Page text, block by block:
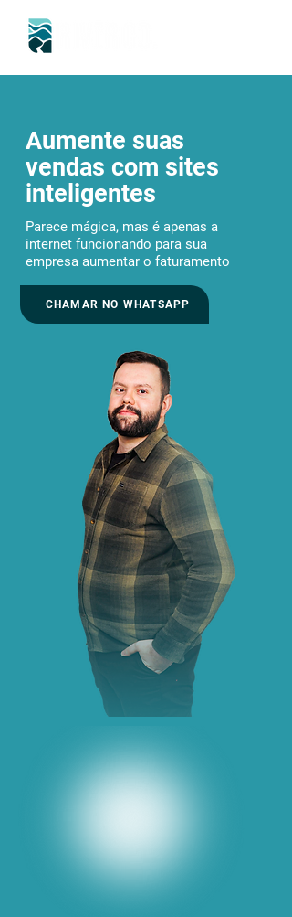
Aumente suas
vendas com sites
inteligentes
Parece mágica, mas é apenas a
internet funcionando para sua
empresa aumentar o faturamento
CHAMAR NO WHATSAPP